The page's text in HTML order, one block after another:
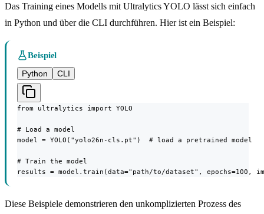
Das Training eines Modells mit Ultralytics YOLO lässt sich einfach
in Python und über die CLI durchführen. Hier ist ein Beispiel:
Beispiel
Python
CLI
from ultralytics import YOLO
# Load a model
model = YOLO("yolo26n-cls.pt")  # load a pretrained model
# Train the model
results = model.train(data="path/to/dataset", epochs=100,
Diese Beispiele demonstrieren den unkomplizierten Prozess des